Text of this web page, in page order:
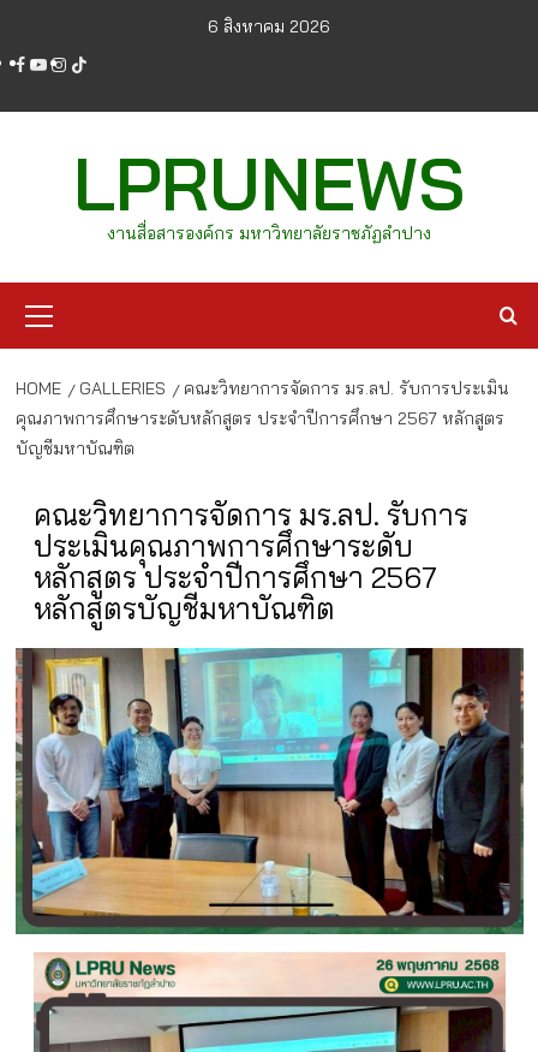
content
6 สิงหาคม 2026
facebook
youtube
instagram
tiktok
LPRUNEWS
งานสื่อสารองค์กร มหาวิทยาลัยราชภัฏลำปาง
Menu
HOME GALLERIES
คณะวิทยาการจัดการ มร.ลป. รับการประเมิน
คุณภาพการศึกษาระดับหลักสูตร ประจำปีการศึกษา 2567 หลักสูตร
บัญชีมหาบัณฑิต
คณะวิทยาการจัดการ มร.ลป. รับการ
ประเมินคุณภาพการศึกษาระดับ
หลักสูตร ประจำปีการศึกษา 2567
หลักสูตรบัญชีมหาบัณฑิต